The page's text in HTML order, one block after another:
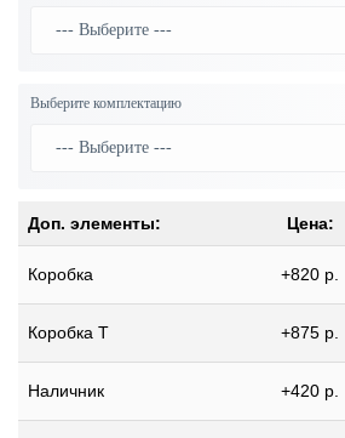
Выберите комплектацию
Доп. элементы: Цена:
Коробка +820 р.
Коробка Т +875 р.
Наличник +420 р.